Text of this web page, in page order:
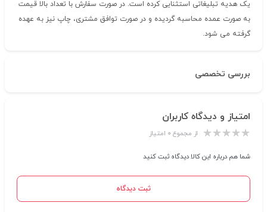
یک هدیه تبلیغاتی استثنایی کرده است. در صورت سفارش با تعداد بالا قیمت
به صورت عمده محاسبه گردیده و در صورت توافق مشتری، چاپ نیز به عهده
گرفته می شود.
بررسی تخصصی
امتیاز و دیدگاه کاربران
از مجموع ۰ امتیاز
شما هم درباره این کالا دیدگاه ثبت کنید
ثبت دیدگاه